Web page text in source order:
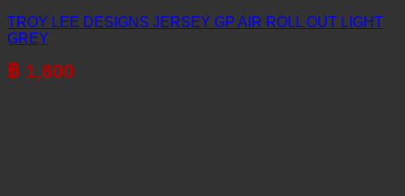
TROY LEE DESIGNS JERSEY GP AIR ROLL OUT LIGHT
GREY
฿ 1,600